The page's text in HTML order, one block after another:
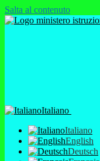
Salta al contenuto
Italiano
Italiano
English
Deutsch